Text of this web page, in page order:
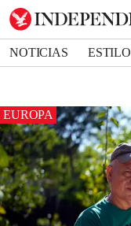
NOTICIAS ESTILO
EUROPA